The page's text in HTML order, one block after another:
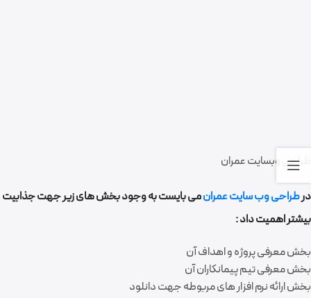
طراحی وبسایت عمران
درطراحی وب سایت عمرانمی بایست به وجود بخش های زیر جهت جذابیت
بیشتر اهمیت داد :
بخش معرفی پروژه و اهداف آن
بخش معرفی تیم پیمانکاران آن
بخش ارائه نرم افزار های مربوطه جهت دانلود